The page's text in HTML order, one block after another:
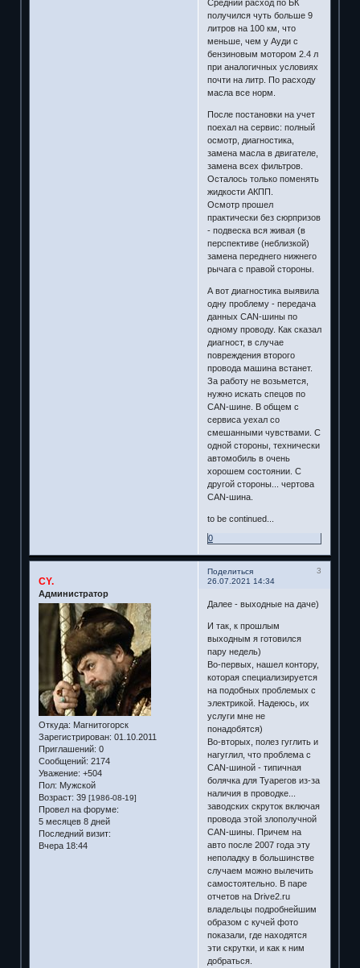
Средний расход по БК
получился чуть больше 9
литров на 100 км, что
меньше, чем у Ауди с
бензиновым мотором 2.4 л
при аналогичных условиях
почти на литр. По расходу
масла все норм.
После постановки на учет
поехал на сервис: полный
осмотр, диагностика,
замена масла в двигателе,
замена всех фильтров.
Осталось только поменять
жидкости АКПП.
Осмотр прошел
практически без сюрпризов
- подвеска вся живая (в
перспективе (неблизкой)
замена переднего нижнего
рычага с правой стороны.
А вот диагностика выявила
одну проблему - передача
данных CAN-шины по
одному проводу. Как сказал
диагност, в случае
повреждения второго
провода машина встанет.
За работу не возьмется,
нужно искать спецов по
CAN-шине. В общем с
сервиса уехал со
смешанными чувствами. С
одной стороны, технически
автомобиль в очень
хорошем состоянии. С
другой стороны... чертова
CAN-шина.
to be continued...
0
Поделиться
3
26.07.2021 14:34
CY.
Администратор
Откуда: Магнитогорск
Зарегистрирован: 01.10.2011
Приглашений: 0
Сообщений: 2174
Уважение: +504
Пол: Мужской
Возраст: 39 [1986-08-19]
Провел на форуме:
5 месяцев 8 дней
Последний визит:
Вчера 18:44
Далее - выходные на даче)
И так, к прошлым
выходным я готовился
пару недель)
Во-первых, нашел контору,
которая специализируется
на подобных проблемых с
электрикой. Надеюсь, их
услуги мне не
понадобятся)
Во-вторых, полез гуглить и
нагуглил, что проблема с
CAN-шиной - типичная
болячка для Туарегов из-за
наличия в проводке...
заводских скруток включая
провода этой злополучной
CAN-шины. Причем на
авто после 2007 года эту
неполадку в большинстве
случаем можно вылечить
самостоятельно. В паре
отчетов на Drive2.ru
владельцы подробнейшим
образом с кучей фото
показали, где находятся
эти скрутки, и как к ним
добраться.